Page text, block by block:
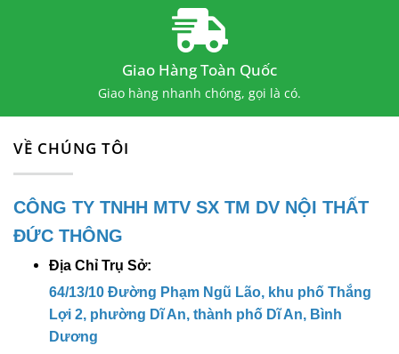
Giao Hàng Toàn Quốc
Giao hàng nhanh chóng, gọi là có.
VỀ CHÚNG TÔI
CÔNG TY TNHH MTV SX TM DV NỘI THẤT
ĐỨC THÔNG
Địa Chỉ Trụ Sở:
64/13/10 Đường Phạm Ngũ Lão, khu phố Thắng
Lợi 2, phường Dĩ An, thành phố Dĩ An, Bình
Dương